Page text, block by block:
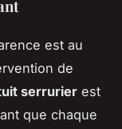
est au
de
serrurier est
que chaque